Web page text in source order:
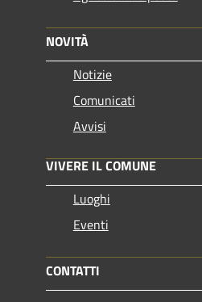
NOVITÀ
Notizie
Comunicati
Avvisi
VIVERE IL COMUNE
Luoghi
Eventi
CONTATTI